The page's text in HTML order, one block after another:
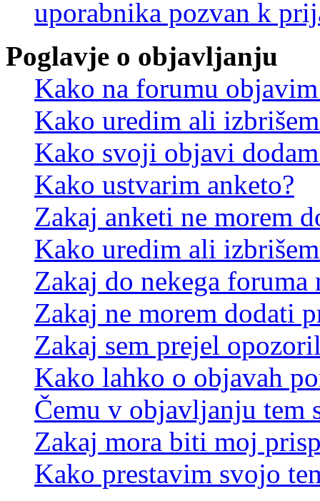
uporabnika pozvan k
Poglavje o objavljanju
Kako na forumu
Kako uredim ali
Kako svoji objavi
Kako ustvarim anketo?
Zakaj anketi ne morem
Kako uredim ali
Zakaj do nekega foruma
Zakaj ne morem dodati
Zakaj sem prejel
Kako lahko o objavah
Čemu v objavljanju tem
Zakaj mora biti moj
Kako prestavim svojo